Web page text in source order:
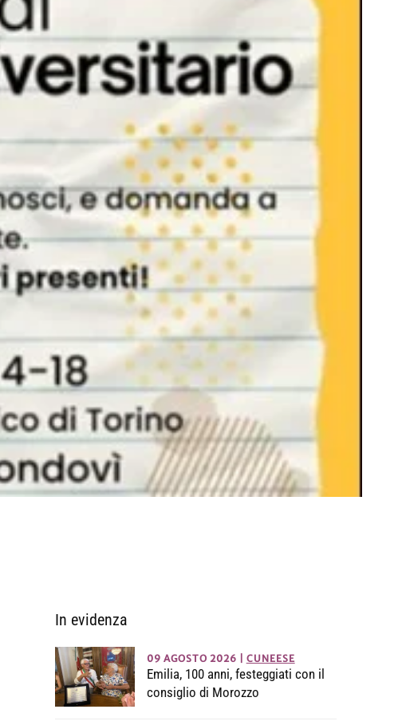
In evidenza
09 AGOSTO 2026 CUNEESE
Emilia, 100 anni, festeggiati con il
consiglio di Morozzo